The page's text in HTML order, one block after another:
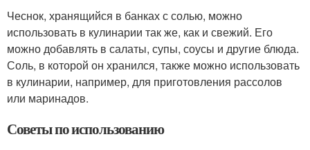
Чеснок, хранящийся в банках с солью, можно
использовать в кулинарии так же, как и свежий. Его
можно добавлять в салаты, супы, соусы и другие блюда.
Соль, в которой он хранился, также можно использовать
в кулинарии, например, для приготовления рассолов
или маринадов.
Советы по использованию